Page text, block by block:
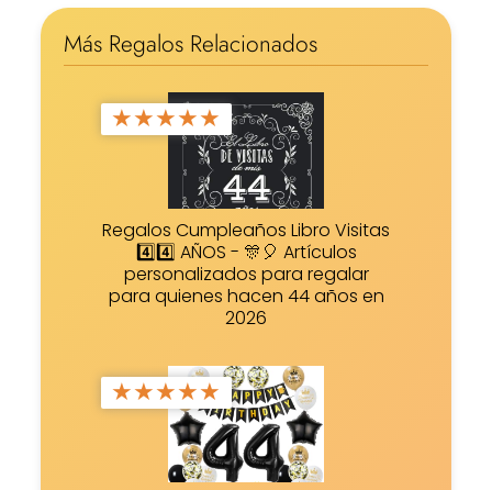
Más Regalos Relacionados
★★★★★
Regalos Cumpleaños Libro Visitas
4️⃣4️⃣ AÑOS - 🎊🎈 Artículos
personalizados para regalar
para quienes hacen 44 años en
2026
★★★★★